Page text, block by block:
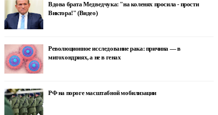
Вдова брата Медведчука: "на коленях просила - прости
Виктора!" (Видео)
Революционное исследование рака: причина — в
митохондриях, а не в генах
РФ на пороге масштабной мобилизации